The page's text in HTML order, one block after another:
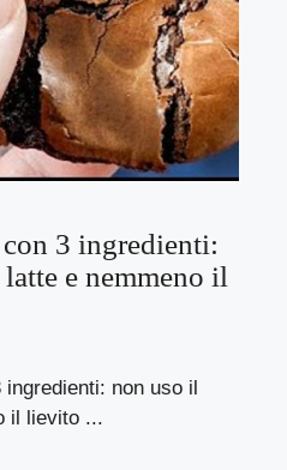
3 ingredienti:
e nemmeno il
non uso il
il lievito ...